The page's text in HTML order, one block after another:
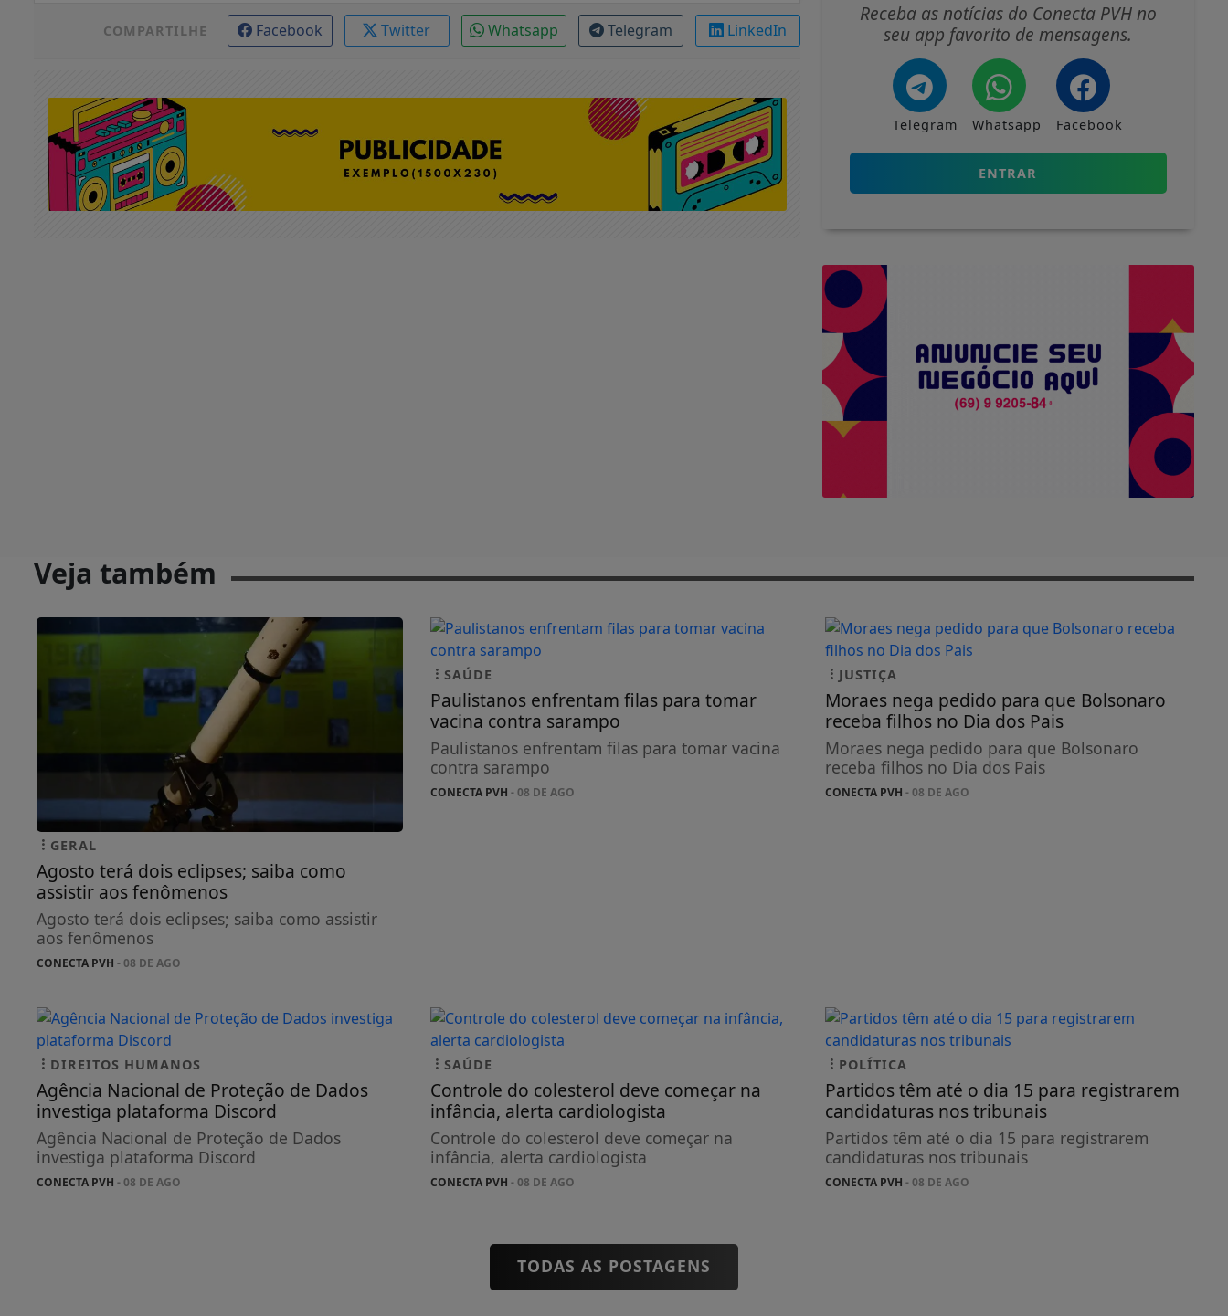
COMPARTILHE Facebook Twitter Whatsapp Telegram LinkedIn
Receba as notícias do Conecta PVH no
seu app favorito de mensagens.
Telegram Whatsapp Facebook
ENTRAR
Veja também
GERAL
Agosto terá dois eclipses; saiba como
assistir aos fenômenos
Agosto terá dois eclipses; saiba como assistir
aos fenômenos
CONECTA PVH - 08 DE AGO
SAÚDE
Paulistanos enfrentam filas para tomar
vacina contra sarampo
Paulistanos enfrentam filas para tomar vacina
contra sarampo
CONECTA PVH - 08 DE AGO
JUSTIÇA
Moraes nega pedido para que Bolsonaro
receba filhos no Dia dos Pais
Moraes nega pedido para que Bolsonaro
receba filhos no Dia dos Pais
CONECTA PVH - 08 DE AGO
DIREITOS HUMANOS
Agência Nacional de Proteção de Dados
investiga plataforma Discord
Agência Nacional de Proteção de Dados
investiga plataforma Discord
CONECTA PVH - 08 DE AGO
SAÚDE
Controle do colesterol deve começar na
infância, alerta cardiologista
Controle do colesterol deve começar na
infância, alerta cardiologista
CONECTA PVH - 08 DE AGO
POLÍTICA
Partidos têm até o dia 15 para registrarem
candidaturas nos tribunais
Partidos têm até o dia 15 para registrarem
candidaturas nos tribunais
CONECTA PVH - 08 DE AGO
TODAS AS POSTAGENS